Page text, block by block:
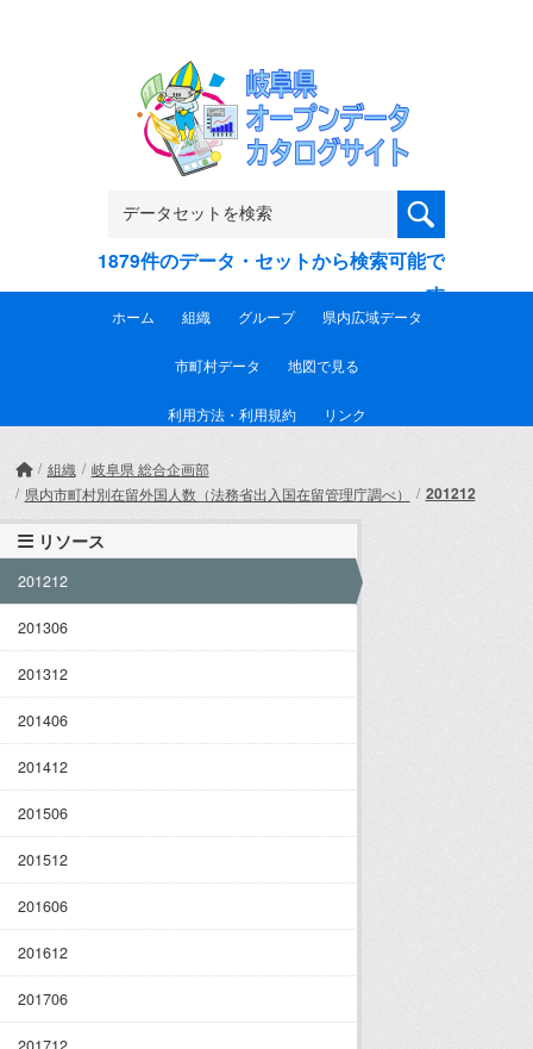
1879件のデータ・セットから検索可能で
す
ホーム 組織 グループ 県内広域データ
市町村データ 地図で見る
利用方法・利用規約 リンク
組織
岐阜県 総合企画部
県内市町村別在留外国人数（法務省出入国在留管理庁調べ）
201212
リソース
201212
201306
201312
201406
201412
201506
201512
201606
201612
201706